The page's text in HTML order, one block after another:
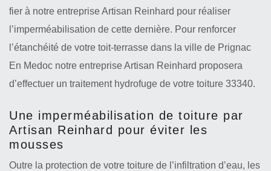
fier à notre entreprise Artisan Reinhard pour réaliser
l’imperméabilisation de cette dernière. Pour renforcer
l’étanchéité de votre toit-terrasse dans la ville de Prignac
En Medoc notre entreprise Artisan Reinhard proposera
d’effectuer un traitement hydrofuge de votre toiture 33340.
Une imperméabilisation de toiture par
Artisan Reinhard pour éviter les
mousses
Outre la protection de votre toiture de l’infiltration d’eau, les